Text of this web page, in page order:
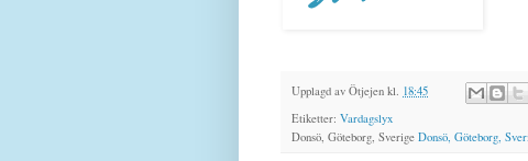
Upplagd av Ötjejen kl. 18:45
Etiketter: Vardagslyx
Donsö, Göteborg, Sverige Donsö, Göteborg,